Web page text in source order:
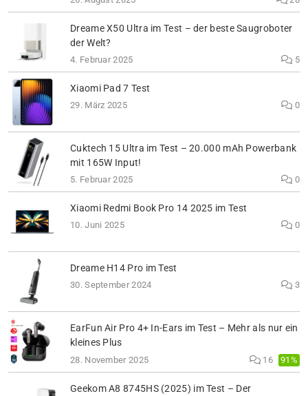
Dreame X50 Ultra im Test – der beste Saugroboter
der Welt?
4. Februar 2025 5
Xiaomi Pad 7 Test
29. März 2025 0
Cuktech 15 Ultra im Test – 20.000 mAh Powerbank
mit 165W Input!
5. Februar 2025 0
Xiaomi Redmi Book Pro 14 2025 im Test
10. Juni 2025 0
Dreame H14 Pro im Test
30. September 2024 3
EarFun Air Pro 4+ In-Ears im Test – Mehr als nur ein
kleines Plus
28. November 2025 16 91%
Geekom A8 8745HS (2025) im Test – Der